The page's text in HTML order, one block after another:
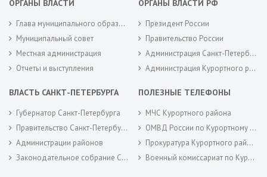
ОРГАНЫ ВЛАСТИ
Глава муниципального образования
Муниципальный совет
Местная администрация
Отчеты и выступления
ОРГАНЫ ВЛАСТИ РФ
Президент России
Правительство России
Администрация Санкт-Петербурга
Администрация Курортного района Санкт-Петербурга
ВЛАСТЬ САНКТ-ПЕТЕРБУРГА
Губернатор Санкт-Петербурга
Правительство Санкт-Петербурга
Администрации районов
Законодательное собрание Санкт-Петербурга
ПОЛЕЗНЫЕ ТЕЛЕФОНЫ
МЧС Курортного района
ОМВД России по Курортному району
Прокуратура Курортного района
Военный комиссариат по Курортному районам города Санкт-Петербурга